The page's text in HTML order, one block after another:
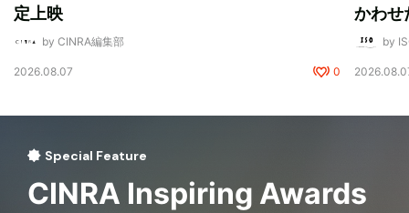
定上映
by CINRA編集部
2026.08.07 0
かわせ
by
Special Feature
CINRA Inspiring Awards